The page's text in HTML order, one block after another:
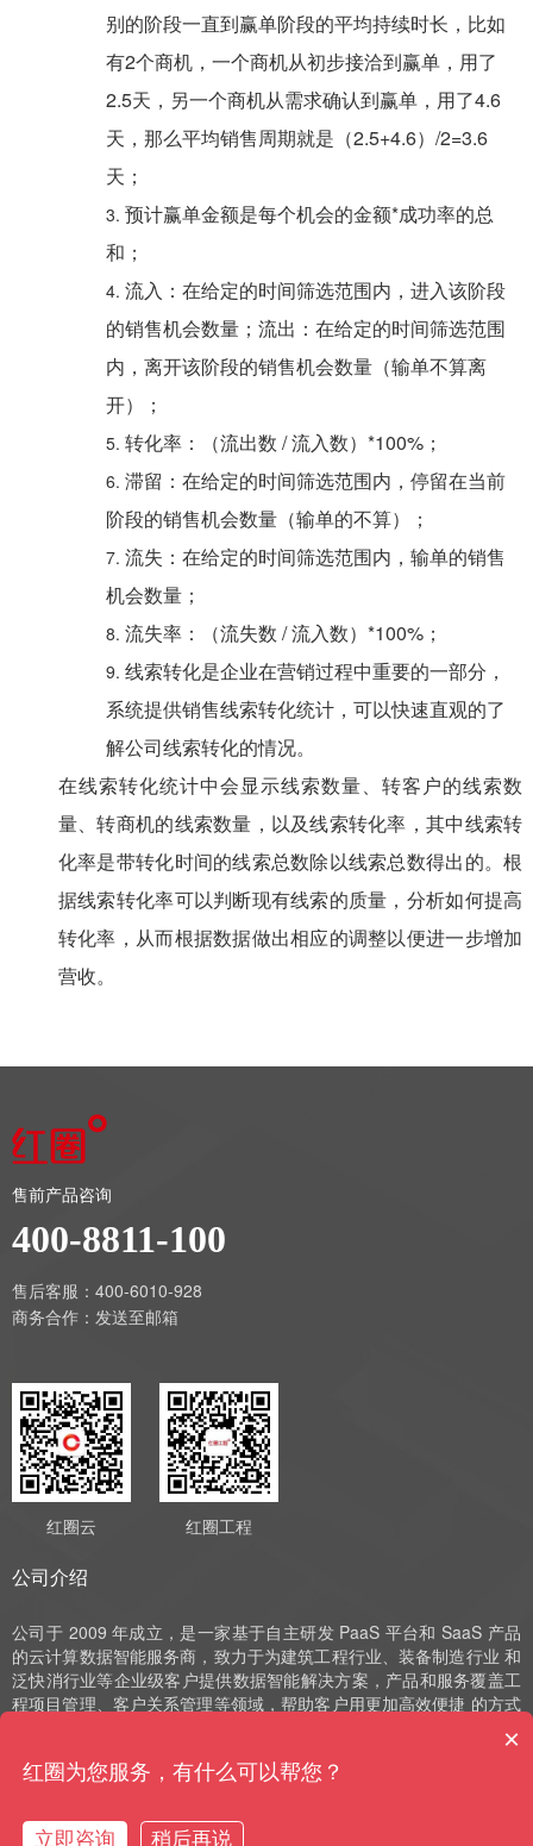
别的阶段一直到赢单阶段的平均持续时长，比如
有2个商机，一个商机从初步接洽到赢单，用了
2.5天，另一个商机从需求确认到赢单，用了4.6
天，那么平均销售周期就是（2.5+4.6）/2=3.6
天；
预计赢单金额是每个机会的金额*成功率的总
和；
流入：在给定的时间筛选范围内，进入该阶段
的销售机会数量；流出：在给定的时间筛选范围
内，离开该阶段的销售机会数量（输单不算离
开）；
转化率：（流出数 / 流入数）*100%；
滞留：在给定的时间筛选范围内，停留在当前
阶段的销售机会数量（输单的不算）；
流失：在给定的时间筛选范围内，输单的销售
机会数量；
流失率：（流失数 / 流入数）*100%；
线索转化是企业在营销过程中重要的一部分，
系统提供销售线索转化统计，可以快速直观的了
解公司线索转化的情况。
在线索转化统计中会显示线索数量、转客户的线索数
量、转商机的线索数量，以及线索转化率，其中线索转
化率是带转化时间的线索总数除以线索总数得出的。根
据线索转化率可以判断现有线索的质量，分析如何提高
转化率，从而根据数据做出相应的调整以便进一步增加
营收。
售前产品咨询
400-8811-100
售后客服：400-6010-928
商务合作： 发送至邮箱
红圈云 红圈工程
公司介绍
公司于 2009 年成立，是一家基于自主研发 PaaS 平台和 SaaS 产品
的云计算数据智能服务商，致力于为建筑工程行业、装备制造行业 和
泛快消行业等企业级客户提供数据智能解决方案，产品和服务覆盖工
程项目管理、客户关系管理等领域，帮助客户用更加高效便捷 的方式
实现数字化运营、管理和决策。公司深耕 SaaS 领域十余年，始终以
自主研发作为发展的驱动力，并获评国家高新技术企业、中 关村高新
技术企业、北京市“专精特新”小巨人和北京市“专精特新”中小企业等荣
×
红圈为您服务，有什么可以帮您？
立即咨询 稍后再说